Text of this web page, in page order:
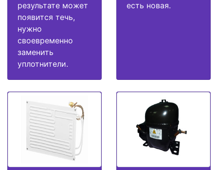
результате может
появится течь,
нужно
своевременно
заменить
уплотнители.
есть новая.